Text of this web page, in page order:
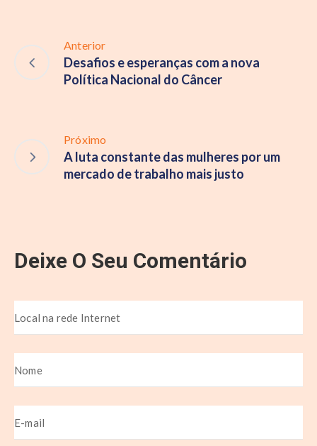
Anterior
Desafios e esperanças com a nova
Política Nacional do Câncer
Próximo
A luta constante das mulheres por um
mercado de trabalho mais justo
Deixe O Seu Comentário